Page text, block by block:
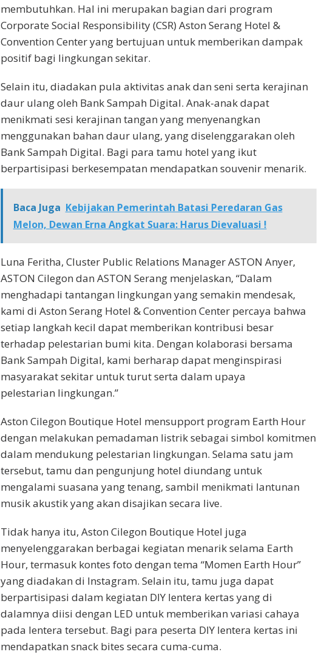
membutuhkan. Hal ini merupakan bagian dari program
Corporate Social Responsibility (CSR) Aston Serang Hotel &
Convention Center yang bertujuan untuk memberikan dampak
positif bagi lingkungan sekitar.
Selain itu, diadakan pula aktivitas anak dan seni serta kerajinan
daur ulang oleh Bank Sampah Digital. Anak-anak dapat
menikmati sesi kerajinan tangan yang menyenangkan
menggunakan bahan daur ulang, yang diselenggarakan oleh
Bank Sampah Digital. Bagi para tamu hotel yang ikut
berpartisipasi berkesempatan mendapatkan souvenir menarik.
Baca Juga Kebijakan Pemerintah Batasi Peredaran Gas
Melon, Dewan Erna Angkat Suara: Harus Dievaluasi !
Luna Feritha, Cluster Public Relations Manager ASTON Anyer,
ASTON Cilegon dan ASTON Serang menjelaskan, “Dalam
menghadapi tantangan lingkungan yang semakin mendesak,
kami di Aston Serang Hotel & Convention Center percaya bahwa
setiap langkah kecil dapat memberikan kontribusi besar
terhadap pelestarian bumi kita. Dengan kolaborasi bersama
Bank Sampah Digital, kami berharap dapat menginspirasi
masyarakat sekitar untuk turut serta dalam upaya
pelestarian lingkungan.”
Aston Cilegon Boutique Hotel mensupport program Earth Hour
dengan melakukan pemadaman listrik sebagai simbol komitmen
dalam mendukung pelestarian lingkungan. Selama satu jam
tersebut, tamu dan pengunjung hotel diundang untuk
mengalami suasana yang tenang, sambil menikmati lantunan
musik akustik yang akan disajikan secara live.
Tidak hanya itu, Aston Cilegon Boutique Hotel juga
menyelenggarakan berbagai kegiatan menarik selama Earth
Hour, termasuk kontes foto dengan tema “Momen Earth Hour”
yang diadakan di Instagram. Selain itu, tamu juga dapat
berpartisipasi dalam kegiatan DIY lentera kertas yang di
dalamnya diisi dengan LED untuk memberikan variasi cahaya
pada lentera tersebut. Bagi para peserta DIY lentera kertas ini
mendapatkan snack bites secara cuma-cuma.